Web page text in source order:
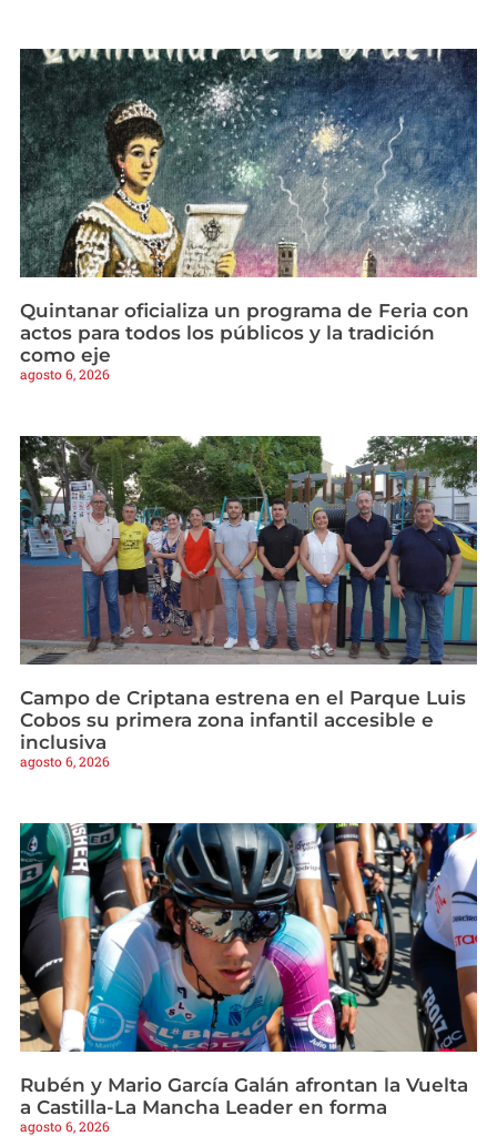
Quintanar oficializa un programa de Feria con
actos para todos los públicos y la tradición
como eje
agosto 6, 2026
Campo de Criptana estrena en el Parque Luis
Cobos su primera zona infantil accesible e
inclusiva
agosto 6, 2026
Rubén y Mario García Galán afrontan la Vuelta
a Castilla-La Mancha Leader en forma
agosto 6, 2026